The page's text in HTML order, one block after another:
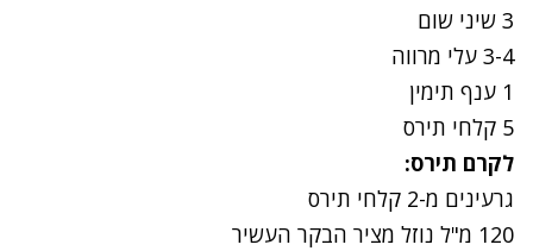
3 שיני שום
3-4
עלי מרווה
1 ענף תימין
5 קלחי תירס
לקרם תירס:
גרעינים מ-2 קלחי תירס
120 מ"ל נוזל מציר הבקר העשיר